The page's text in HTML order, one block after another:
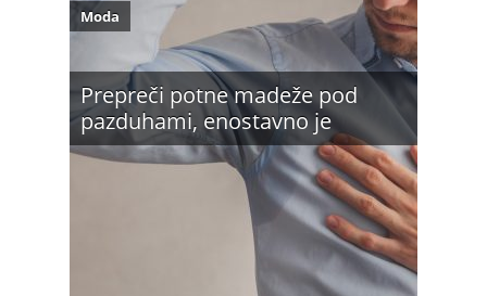
Prepreči potne madeže pod
pazduhami, enostavno je
Moda